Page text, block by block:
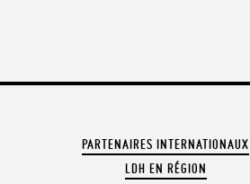
PARTENAIRES INTERNATIONAUX
LDH EN RÉGION